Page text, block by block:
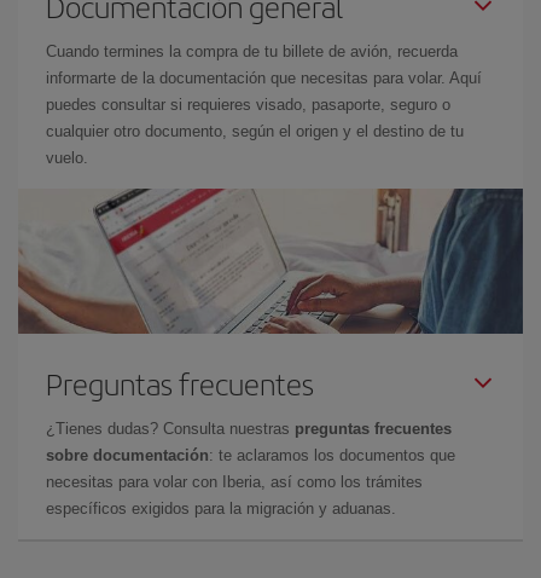
Cuando termines la compra de tu billete de avión, recuerda
informarte de la documentación que necesitas para volar. Aquí
puedes consultar si requieres visado, pasaporte, seguro o
cualquier otro documento, según el origen y el destino de tu
vuelo.
Preguntas frecuentes
¿Tienes dudas? Consulta nuestras preguntas frecuentes
sobre documentación: te aclaramos los documentos que
necesitas para volar con Iberia, así como los trámites
específicos exigidos para la migración y aduanas.